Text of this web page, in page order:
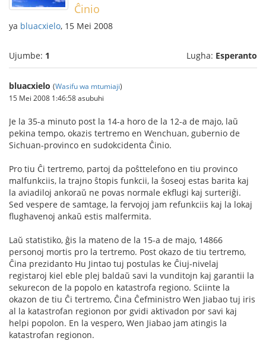
Ĉinio
ya bluacxielo, 15 Mei 2008
Ujumbe: 1 Lugha: Esperanto
bluacxielo (Wasifu wa mtumiaji)
15 Mei 2008 1:46:58 asubuhi
Je la 35-a minuto post la 14-a horo de la 12-a de majo, laŭ
pekina tempo, okazis tertremo en Wenchuan, gubernio de
Sichuan-provinco en sudokcidenta Ĉinio.
Pro tiu Ĉi tertremo, partoj da poŝttelefono en tiu provinco
malfunkciis, la trajno ŝtopis funkcii, la ŝoseoj estas barita kaj
la aviadiloj ankoraŭ ne povas normale ekflugi kaj surteriĝi.
Sed vespere de samtage, la fervojoj jam refunkciis kaj la lokaj
flughavenoj ankaŭ estis malfermita.
Laŭ statistiko, ĝis la mateno de la 15-a de majo, 14866
personoj mortis pro la tertremo. Post okazo de tiu tertremo,
Ĉina prezidanto Hu Jintao tuj postulas ke Ĉiuj-nivelaj
registaroj kiel eble plej baldaŭ savi la vunditojn kaj garantii la
sekurecon de la popolo en katastrofa regiono. Sciinte la
okazon de tiu Ĉi tertremo, Ĉina Ĉefministro Wen Jiabao tuj iris
al la katastrofan regionon por gvidi aktivadon por savi kaj
helpi popolon. En la vespero, Wen Jiabao jam atingis la
katastrofan regionon.